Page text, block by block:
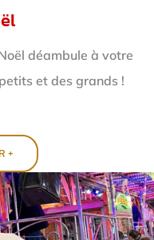
déambule à votre
et des grands !
+